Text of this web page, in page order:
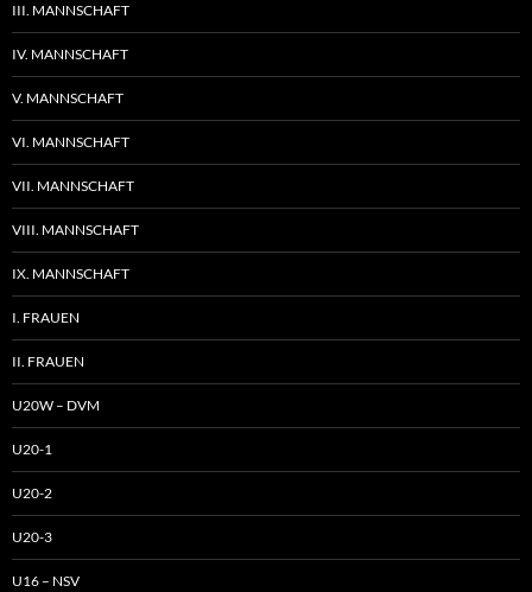
III. MANNSCHAFT
IV. MANNSCHAFT
V. MANNSCHAFT
VI. MANNSCHAFT
VII. MANNSCHAFT
VIII. MANNSCHAFT
IX. MANNSCHAFT
I. FRAUEN
II. FRAUEN
U20W – DVM
U20-1
U20-2
U20-3
U16 – NSV